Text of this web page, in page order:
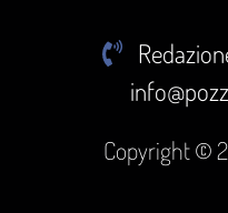
Copyright ©